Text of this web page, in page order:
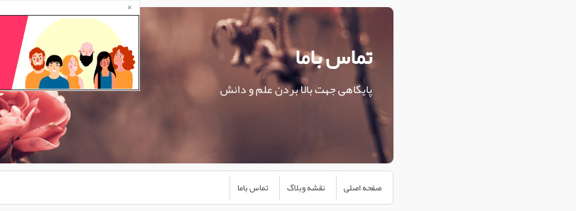
تماس باما
پایگاهی جهت بالا بردن علم و دانش
صفحه اصلی نقشه وبلاگ تماس باما
×